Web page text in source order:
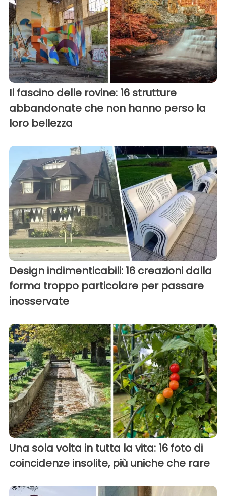
Il fascino delle rovine: 16 strutture
abbandonate che non hanno perso la
loro bellezza
Design indimenticabili: 16 creazioni dalla
forma troppo particolare per passare
inosservate
Una sola volta in tutta la vita: 16 foto di
coincidenze insolite, più uniche che rare